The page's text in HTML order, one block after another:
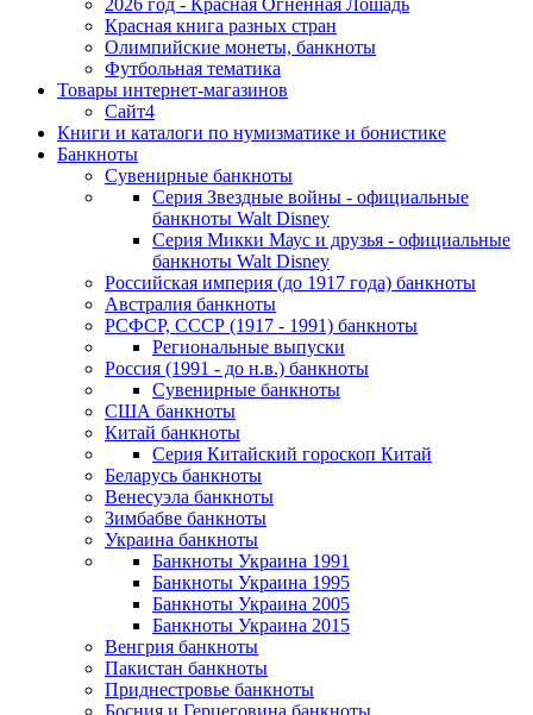
2026 год - Красная Огненная Лошадь
Красная книга разных стран
Олимпийские монеты, банкноты
Футбольная тематика
Товары интернет-магазинов
Сайт4
Книги и каталоги по нумизматике и бонистике
Банкноты
Сувенирные банкноты
Серия Звездные войны - официальные
банкноты Walt Disney
Серия Микки Маус и друзья - официальные
банкноты Walt Disney
Российская империя (до 1917 года) банкноты
Австралия банкноты
РСФСР, СССР (1917 - 1991) банкноты
Региональные выпуски
Россия (1991 - до н.в.) банкноты
Сувенирные банкноты
США банкноты
Китай банкноты
Серия Китайский гороскоп Китай
Беларусь банкноты
Венесуэла банкноты
Зимбабве банкноты
Украина банкноты
Банкноты Украина 1991
Банкноты Украина 1995
Банкноты Украина 2005
Банкноты Украина 2015
Венгрия банкноты
Пакистан банкноты
Приднестровье банкноты
Босния и Герцеговина банкноты